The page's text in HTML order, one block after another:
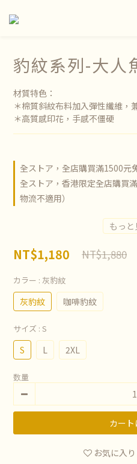
豹紋系列-大人
材質特色：
＊棉質斜紋布料加入彈性纖維，
＊高質感印花，手感不僵硬
全ストア，全店購買滿1500元
全ストア，香港限定全店購買
物流不適用）
もっと
NT$1,180 NT$1,880
カラー : 灰豹紋
灰豹紋 咖啡豹紋
サイズ : S
S L 2XL
数量
カー
お気に入